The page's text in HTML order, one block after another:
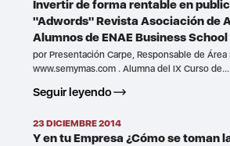
Invertir de forma rentable en
"Adwords" Revista Asociación de
Alumnos de ENAE Business School
por Presentación Carpe, Responsable de Área
www.semymas.com . Alumna del IX Curso de...
Seguir leyendo
23 DICIEMBRE 2014
Y en tu Empresa ¿Cómo se toman